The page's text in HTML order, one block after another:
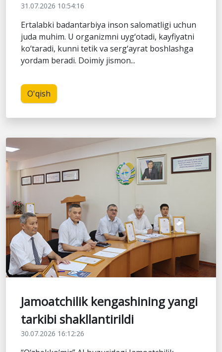
31.07.2026 10:54:16
Ertalabki badantarbiya inson salomatligi uchun
juda muhim. U organizmni uyg‘otadi, kayfiyatni
ko‘taradi, kunni tetik va serg‘ayrat boshlashga
yordam beradi. Doimiy jismon...
O'qish
Jamoatchilik kengashining yangi
tarkibi shakllantirildi
30.07.2026 16:12:26